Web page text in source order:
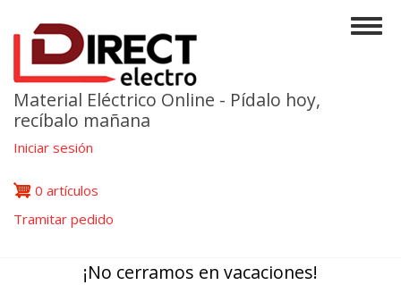
contenido
principal
Material Eléctrico Online - Pídalo hoy,
recíbalo mañana
Iniciar sesión
0 artículos
Tramitar pedido
¡No cerramos en vacaciones!